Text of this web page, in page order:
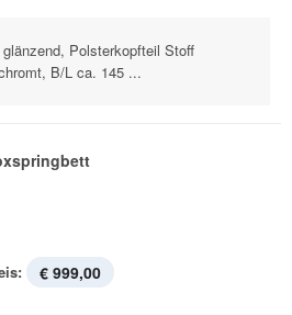
Polsterkopfteil Stoff
B/L ca. 145 ...
€ 999,00